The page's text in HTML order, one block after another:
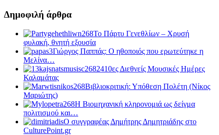
Δημοφιλή άρθρα
Το Πάρτυ Γενεθλίων – Χρυσή
φυλακή, θνητή εξουσία
Γιώργος Παππάς: Ο ηθοποιός που ερωτεύτηκε η
Μελίνα…
10ες Διεθνείς Μουσικές Ημέρες
Καλαμάτας
Βιβλιοκριτική: Υπόθεση Πολέτη (Νίκος
Μαριώτης)
Η Βιομηχανική κληρονομιά ως δείγμα
πολιτισμού και…
Ο συγγραφέας Δημήτρης Δημητριάδης στο
CulturePoint.gr